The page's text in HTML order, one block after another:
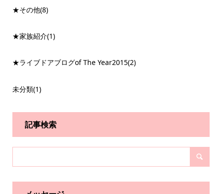
★その他(8)
★家族紹介(1)
★ライブドアブログof The Year2015(2)
未分類(1)
記事検索